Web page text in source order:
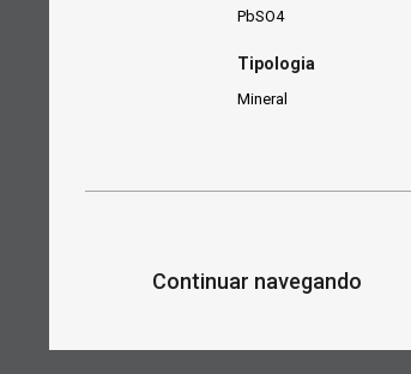
PbSO4
Tipologia
Mineral
Continuar navegando